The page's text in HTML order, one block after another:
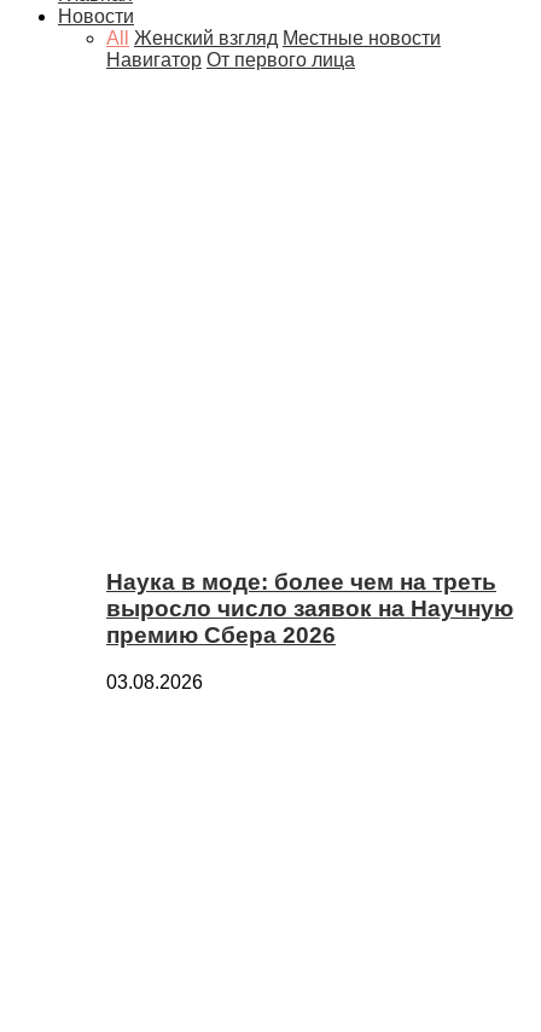
Новости
All
Женский взгляд Местные новости
Навигатор От первого лица
Наука в моде: более чем на треть
выросло число заявок на Научную
премию Сбера 2026
03.08.2026